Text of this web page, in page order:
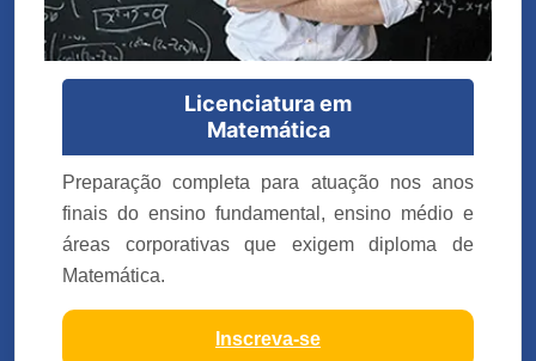
Licenciatura em
Matemática
Preparação completa para atuação nos anos
finais do ensino fundamental, ensino médio e
áreas corporativas que exigem diploma de
Matemática.
Inscreva-se